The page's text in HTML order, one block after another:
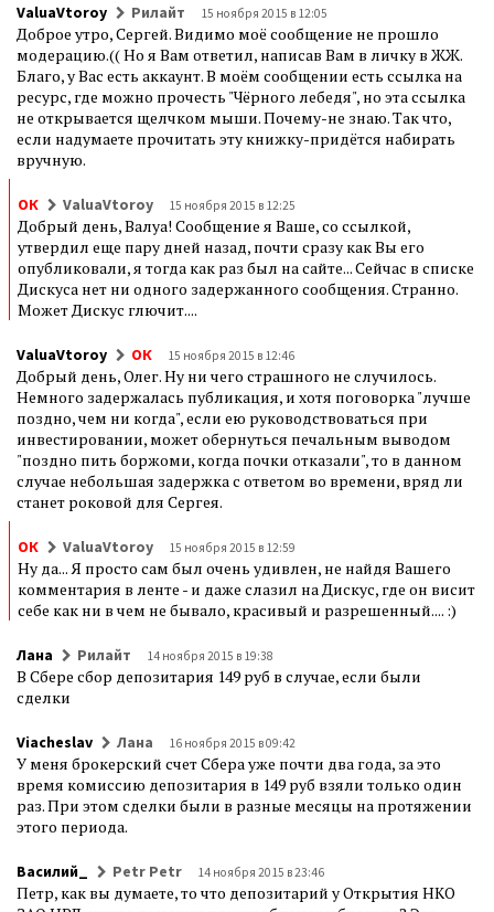
ValuaVtoroy Рилайт 15 ноября 2015 в 12:05
Доброе утро, Сергей. Видимо моё сообщение не прошло
модерацию.(( Но я Вам ответил, написав Вам в личку в ЖЖ.
Благо, у Вас есть аккаунт. В моём сообщении есть ссылка на
ресурс, где можно прочесть "Чёрного лебедя", но эта ссылка
не открывается щелчком мыши. Почему-не знаю. Так что,
если надумаете прочитать эту книжку-придётся набирать
вручную.
ОК ValuaVtoroy 15 ноября 2015 в 12:25
Добрый день, Валуа! Сообщение я Ваше, со ссылкой,
утвердил еще пару дней назад, почти сразу как Вы его
опубликовали, я тогда как раз был на сайте... Сейчас в списке
Дискуса нет ни одного задержанного сообщения. Странно.
Может Дискус глючит....
ValuaVtoroy ОК 15 ноября 2015 в 12:46
Добрый день, Олег. Ну ни чего страшного не случилось.
Немного задержалась публикация, и хотя поговорка "лучше
поздно, чем ни когда", если ею руководствоваться при
инвестировании, может обернуться печальным выводом
"поздно пить боржоми, когда почки отказали", то в данном
случае небольшая задержка с ответом во времени, вряд ли
станет роковой для Сергея.
ОК ValuaVtoroy 15 ноября 2015 в 12:59
Ну да... Я просто сам был очень удивлен, не найдя Вашего
комментария в ленте - и даже слазил на Дискус, где он висит
себе как ни в чем не бывало, красивый и разрешенный.... :)
Лана Рилайт 14 ноября 2015 в 19:38
В Сбере сбор депозитария 149 руб в случае, если были
сделки
Viacheslav Лана 16 ноября 2015 в 09:42
У меня брокерский счет Сбера уже почти два года, за это
время комиссию депозитария в 149 руб взяли только один
раз. При этом сделки были в разные месяцы на протяжении
этого периода.
Василий_ Petr Petr 14 ноября 2015 в 23:46
Петр, как вы думаете, то что депозитарий у Открытия НКО